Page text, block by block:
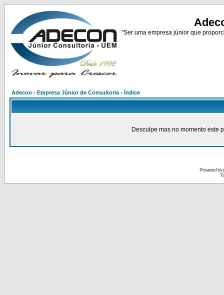
"Ser uma empresa júnior que
Adecon - Empresa Júnior de Consultoria - Índice
Desculpe mas no momento este
Powered by